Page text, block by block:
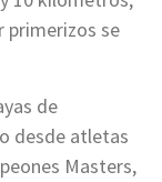
primerizos se
de
desde atletas
Masters,